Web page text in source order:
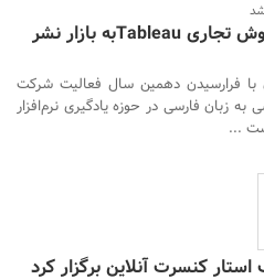
کتاب آموزش جامع نرم‌افزار هوش تجاری Tableauبه بازار نشر
با فرارسیدن دهمین سال فعالیت شرکت
زبان فارسی در حوزه یادگیری نرم‌افزار
کنسرت آنلاین برگزار کرد